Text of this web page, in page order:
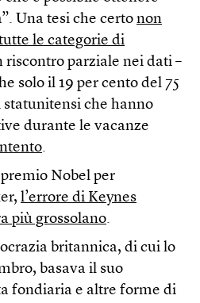
Una tesi che certo non
le categorie di
riscontro parziale nei dati –
solo il 19 per cento del 75
che hanno
durante le vacanze
.
Nobel per
l’errore di Keynes
più grossolano.
britannica, di cui lo
basava il suo
fondiaria e altre forme di